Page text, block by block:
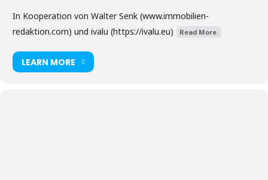
In Kooperation von Walter Senk (www.immobilien-
redaktion.com) und ivalu (https://ivalu.eu)
Read More.
LEARN MORE